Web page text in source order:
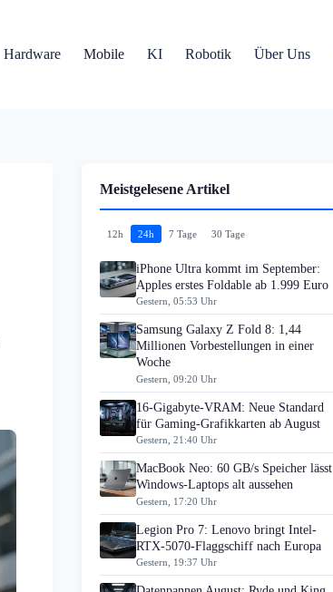
Hardware Mobile KI Robotik Über Uns
Meistgelesene Artikel
12h 24h 7 Tage 30 Tage
iPhone Ultra kommt im September:
Apples erstes Foldable ab 1.999 Euro
Gestern, 05:53 Uhr
Samsung Galaxy Z Fold 8: 1,44
Millionen Vorbestellungen in einer
Woche
Gestern, 09:20 Uhr
16-Gigabyte-VRAM: Neue Standard
für Gaming-Grafikkarten ab August
Gestern, 21:40 Uhr
MacBook Neo: 60 GB/s Speicher lässt
Windows-Laptops alt aussehen
Gestern, 17:20 Uhr
Legion Pro 7: Lenovo bringt Intel-
RTX-5070-Flaggschiff nach Europa
Gestern, 19:37 Uhr